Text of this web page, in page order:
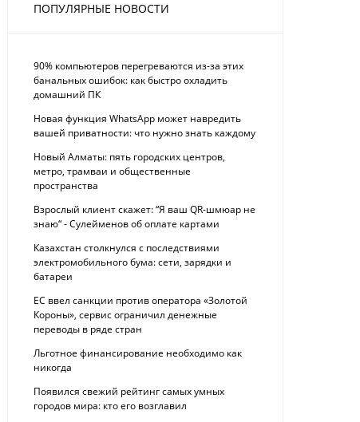
ПОПУЛЯРНЫЕ НОВОСТИ
90% компьютеров перегреваются из-за этих
банальных ошибок: как быстро охладить
домашний ПК
Новая функция WhatsApp может навредить
вашей приватности: что нужно знать каждому
Новый Алматы: пять городских центров,
метро, трамваи и общественные
пространства
Взрослый клиент скажет: “Я ваш QR-шмюар не
знаю“ - Сулейменов об оплате картами
Казахстан столкнулся с последствиями
электромобильного бума: сети, зарядки и
батареи
ЕС ввел санкции против оператора «Золотой
Короны», сервис ограничил денежные
переводы в ряде стран
Льготное финансирование необходимо как
никогда
Появился свежий рейтинг самых умных
городов мира: кто его возглавил